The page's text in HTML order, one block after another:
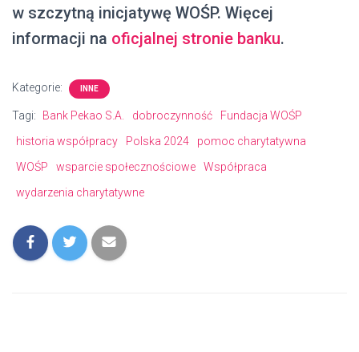
w szczytną inicjatywę WOŚP. Więcej
informacji na oficjalnej stronie banku.
Kategorie: INNE
Tagi: Bank Pekao S.A. dobroczynność
Fundacja WOŚP
historia współpracy
Polska 2024
pomoc charytatywna
WOŚP
wsparcie społecznościowe
Współpraca
wydarzenia charytatywne